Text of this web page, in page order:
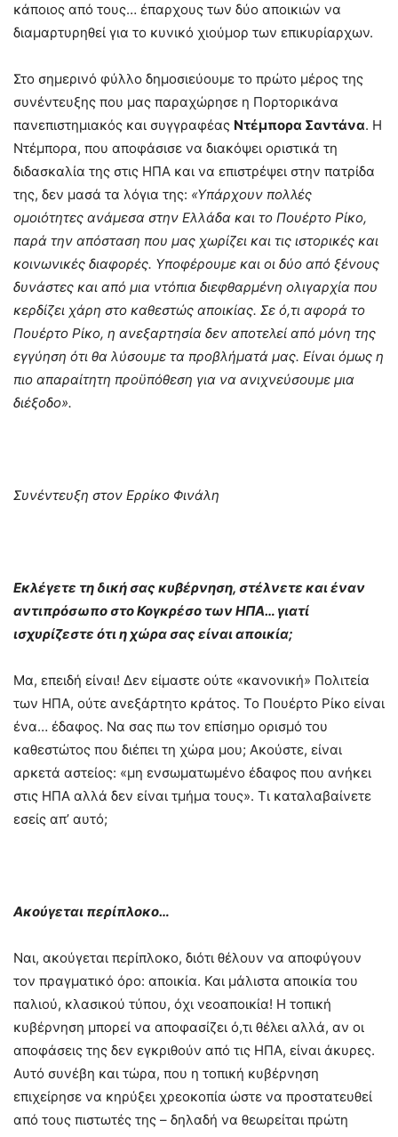
κάποιος από τους… έπαρχους των δύο αποικιών να
διαμαρτυρηθεί για το κυνικό χιούμορ των επικυρίαρχων.
Στο σημερινό φύλλο δημοσιεύουμε το πρώτο μέρος της
συνέντευξης που μας παραχώρησε η Πορτορικάνα
πανεπιστημιακός και συγγραφέας Ντέμπορα Σαντάνα. Η
Ντέμπορα, που αποφάσισε να διακόψει οριστικά τη
διδασκαλία της στις ΗΠΑ και να επιστρέψει στην πατρίδα
της, δεν μασά τα λόγια της: «Υπάρχουν πολλές
ομοιότητες ανάμεσα στην Ελλάδα και το Πουέρτο Ρίκο,
παρά την απόσταση που μας χωρίζει και τις ιστορικές και
κοινωνικές διαφορές. Υποφέρουμε και οι δύο από ξένους
δυνάστες και από μια ντόπια διεφθαρμένη ολιγαρχία που
κερδίζει χάρη στο καθεστώς αποικίας. Σε ό,τι αφορά το
Πουέρτο Ρίκο, η ανεξαρτησία δεν αποτελεί από μόνη της
εγγύηση ότι θα λύσουμε τα προβλήματά μας. Είναι όμως η
πιο απαραίτητη προϋπόθεση για να ανιχνεύσουμε μια
διέξοδο».
Συνέντευξη στον Ερρίκο Φινάλη
Εκλέγετε τη δική σας κυβέρνηση, στέλνετε και έναν
αντιπρόσωπο στο Κογκρέσο των ΗΠΑ… γιατί
ισχυρίζεστε ότι η χώρα σας είναι αποικία;
Μα, επειδή είναι! Δεν είμαστε ούτε «κανονική» Πολιτεία
των ΗΠΑ, ούτε ανεξάρτητο κράτος. Το Πουέρτο Ρίκο είναι
ένα… έδαφος. Να σας πω τον επίσημο ορισμό του
καθεστώτος που διέπει τη χώρα μου; Ακούστε, είναι
αρκετά αστείος: «μη ενσωματωμένο έδαφος που ανήκει
στις ΗΠΑ αλλά δεν είναι τμήμα τους». Τι καταλαβαίνετε
εσείς απ’ αυτό;
Ακούγεται περίπλοκο…
Ναι, ακούγεται περίπλοκο, διότι θέλουν να αποφύγουν
τον πραγματικό όρο: αποικία. Και μάλιστα αποικία του
παλιού, κλασικού τύπου, όχι νεοαποικία! Η τοπική
κυβέρνηση μπορεί να αποφασίζει ό,τι θέλει αλλά, αν οι
αποφάσεις της δεν εγκριθούν από τις ΗΠΑ, είναι άκυρες.
Αυτό συνέβη και τώρα, που η τοπική κυβέρνηση
επιχείρησε να κηρύξει χρεοκοπία ώστε να προστατευθεί
από τους πιστωτές της – δηλαδή να θεωρείται πρώτη